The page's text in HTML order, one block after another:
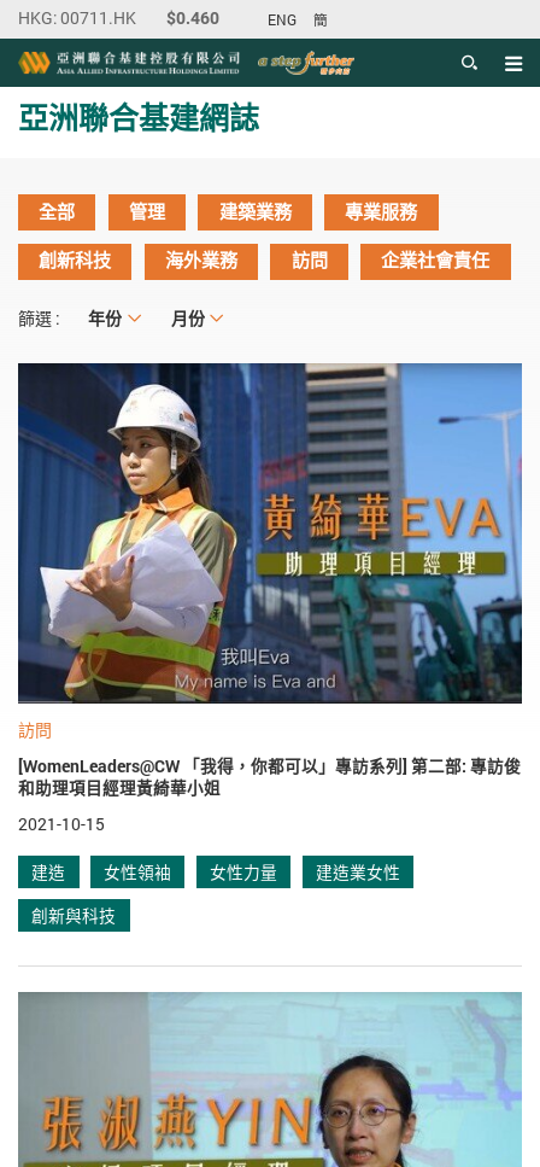
ENG 簡
目錄
主内容開始
亞洲聯合基建網誌
全部 管理 建築業務
專業服務
創新科技
海外業務 訪問 企業社會責任
篩選 : 年份
年份 月份
月份
訪問
[WomenLeaders@CW 「我得，你都可以」專訪系列] 第二部: 專訪俊
和助理項目經理黃綺華小姐
2021-10-15
建造 女性領袖 女性力量
建造業女性
創新與科技